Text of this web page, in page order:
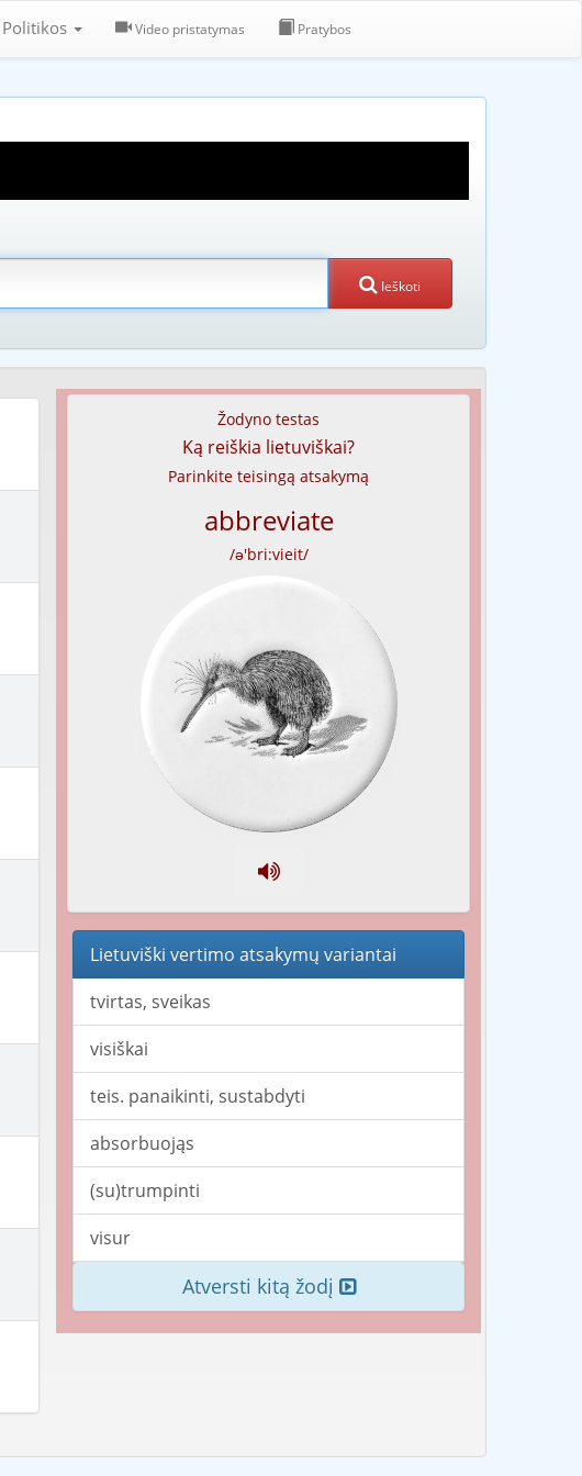
Politikos Video pristatymas Pratybos
Ieškoti
Žodyno testas
Ką reiškia lietuviškai?
Parinkite teisingą atsakymą
abbreviate
/ə'bri:vieit/
Lietuviški vertimo atsakymų variantai
tvirtas, sveikas
visiškai
teis. panaikinti, sustabdyti
absorbuojąs
(su)trumpinti
visur
Atversti kitą žodį